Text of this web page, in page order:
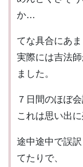
か…
てな具合にあ
実際には吉法
ました。
７日間のほぼ
これは思い出
途中途中で誤
てたりで、